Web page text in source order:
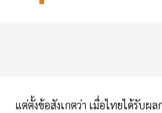
แต่ตั้งข้อสังเกตว่า เมื่อไทยได้รับผ